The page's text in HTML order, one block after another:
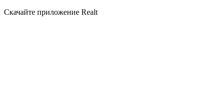
Скачайте приложение Realt